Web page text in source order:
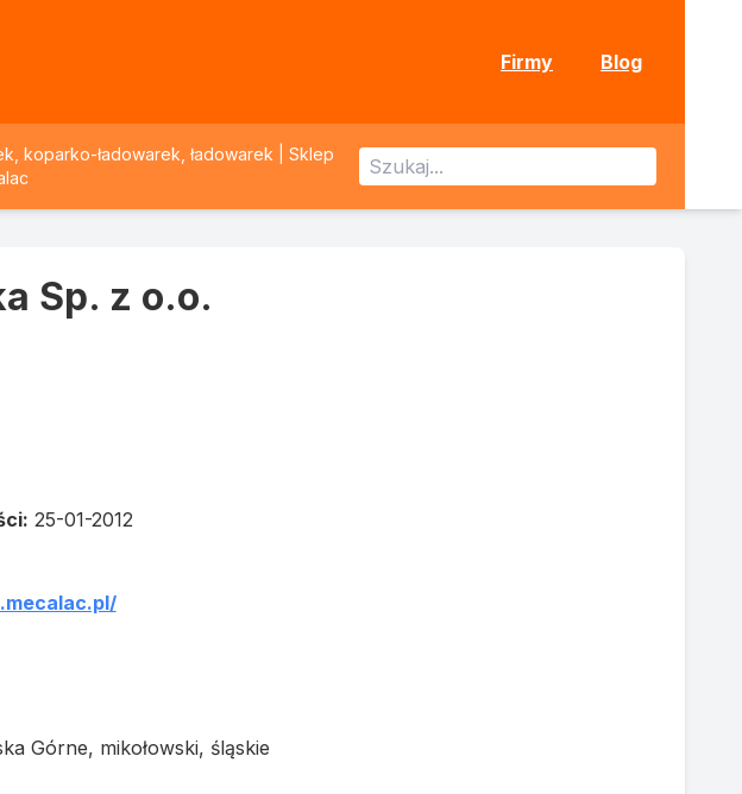
Firmy Blog
koparko-ładowarek, ładowarek | Sklep
Sp. z o.o.
25-01-2012
Górne, mikołowski, śląskie